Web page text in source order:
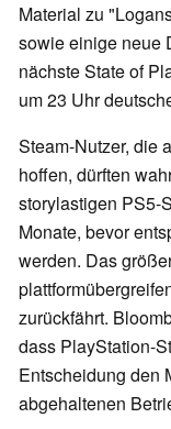
Material zu
sowie einige neue
nächste State of
um 23 Uhr
Steam-Nutzer, die
hoffen, dürften
storylastigen PS5-
Monate, bevor
werden. Das
zurückfährt.
dass PlayStation-
Entscheidung den
abgehaltenen